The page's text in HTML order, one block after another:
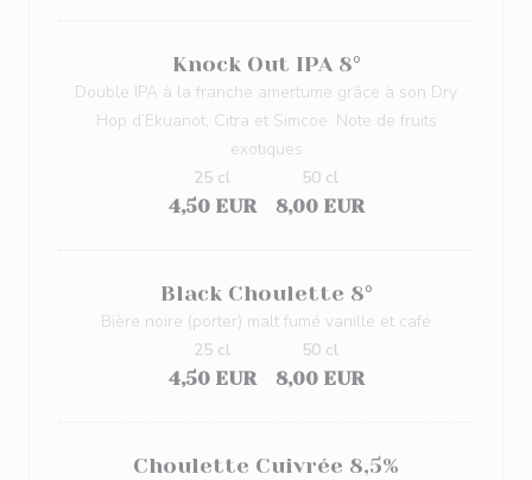
Knock Out IPA 8°
Double IPA à la franche amertume grâce à son Dry
Hop d’Ekuanot, Citra et Simcoe. Note de fruits
exotiques
4,50 EUR
25 cl
8,00 EUR
50 cl
Black Choulette 8°
Bière noire (porter) malt fumé vanille et café
4,50 EUR
25 cl
8,00 EUR
50 cl
Choulette Cuivrée 8,5%